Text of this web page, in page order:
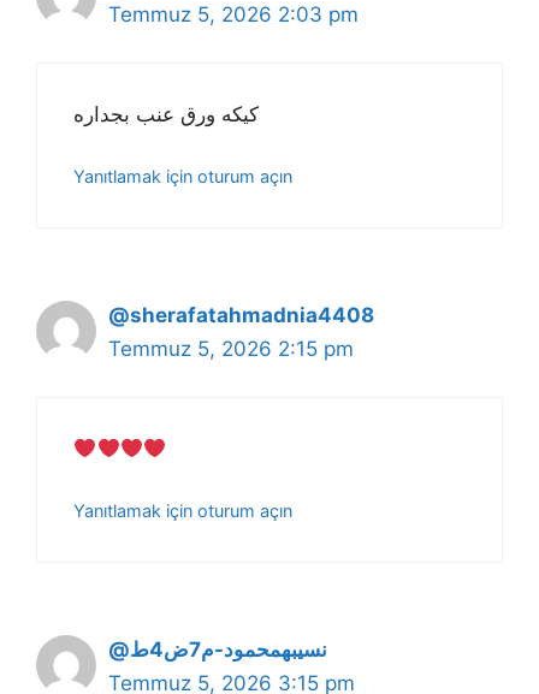
Temmuz 5, 2026 2:03 pm
كيكه ورق عنب بجداره
Yanıtlamak için oturum açın
@sherafatahmadnia4408
Temmuz 5, 2026 2:15 pm
Yanıtlamak için oturum açın
@نسيبهمحمود-م7ض4ط
Temmuz 5, 2026 3:15 pm